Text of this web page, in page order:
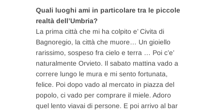
Quali luoghi ami in particolare tra le piccole
realtà dell’Umbria?
La prima città che mi ha colpito e’ Civita di
Bagnoregio, la città che muore… Un gioiello
rarissimo, sospeso fra cielo e terra … Poi c’e’
naturalmente Orvieto. Il sabato mattina vado a
correre lungo le mura e mi sento fortunata,
felice. Poi dopo vado al mercato in piazza del
popolo, ci vado per comprare il miele. Adoro
quel lento viavai di persone. E poi arrivo al bar